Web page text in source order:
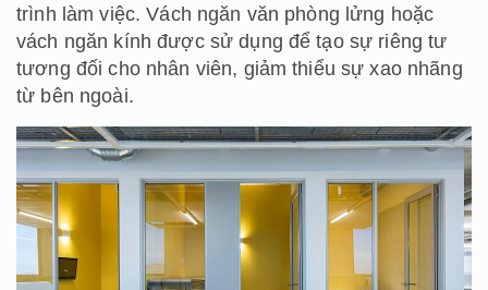
trình làm việc. Vách ngăn văn phòng lửng hoặc
vách ngăn kính được sử dụng để tạo sự riêng tư
tương đối cho nhân viên, giảm thiểu sự xao nhãng
từ bên ngoài.